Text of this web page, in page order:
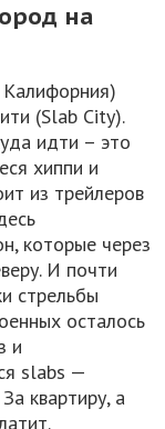
на
(Slab City).
идти – это
хиппи и
из трейлеров
которые через
И почти
стрельбы
осталось
и
slabs —
квартиру, а